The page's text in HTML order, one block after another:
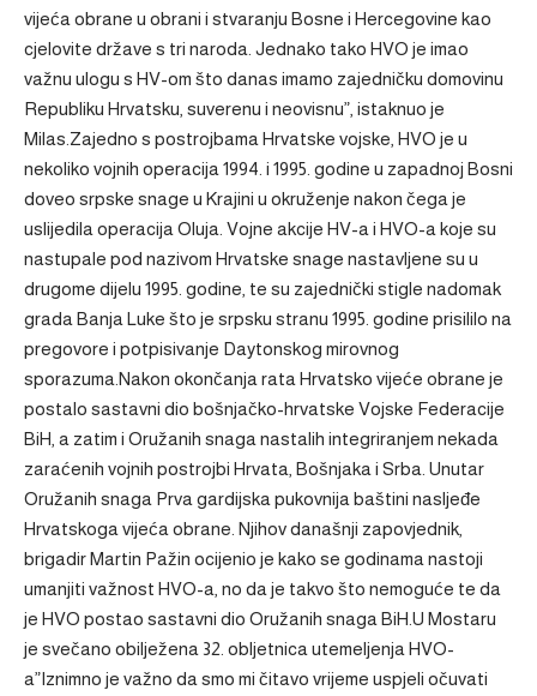
vijeća obrane u obrani i stvaranju Bosne i Hercegovine kao
cjelovite države s tri naroda. Jednako tako HVO je imao
važnu ulogu s HV-om što danas imamo zajedničku domovinu
Republiku Hrvatsku, suverenu i neovisnu”, istaknuo je
Milas.Zajedno s postrojbama Hrvatske vojske, HVO je u
nekoliko vojnih operacija 1994. i 1995. godine u zapadnoj Bosni
doveo srpske snage u Krajini u okruženje nakon čega je
uslijedila operacija Oluja. Vojne akcije HV-a i HVO-a koje su
nastupale pod nazivom Hrvatske snage nastavljene su u
drugome dijelu 1995. godine, te su zajednički stigle nadomak
grada Banja Luke što je srpsku stranu 1995. godine prisililo na
pregovore i potpisivanje Daytonskog mirovnog
sporazuma.Nakon okončanja rata Hrvatsko vijeće obrane je
postalo sastavni dio bošnjačko-hrvatske Vojske Federacije
BiH, a zatim i Oružanih snaga nastalih integriranjem nekada
zaraćenih vojnih postrojbi Hrvata, Bošnjaka i Srba. Unutar
Oružanih snaga Prva gardijska pukovnija baštini nasljeđe
Hrvatskoga vijeća obrane. Njihov današnji zapovjednik,
brigadir Martin Pažin ocijenio je kako se godinama nastoji
umanjiti važnost HVO-a, no da je takvo što nemoguće te da
je HVO postao sastavni dio Oružanih snaga BiH.U Mostaru
je svečano obilježena 32. obljetnica utemeljenja HVO-
a”Iznimno je važno da smo mi čitavo vrijeme uspjeli očuvati